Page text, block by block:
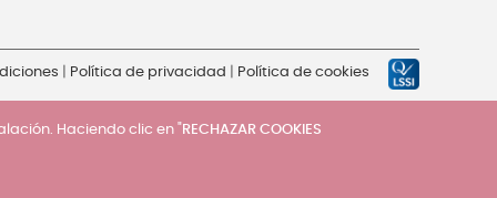
Política de privacidad Política de cookies
Haciendo clic en "RECHAZAR COOKIES